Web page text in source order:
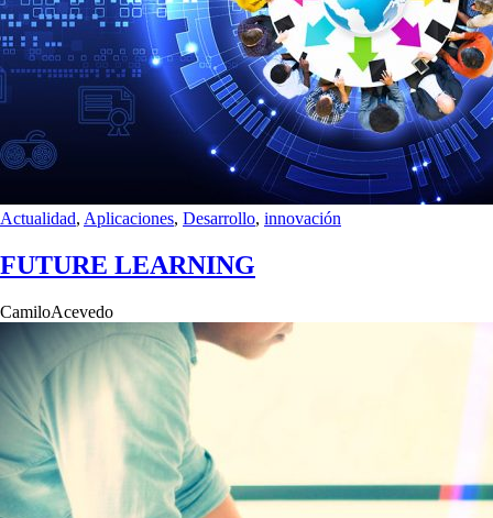
Actualidad, Aplicaciones, Desarrollo, innovación
FUTURE LEARNING
CamiloAcevedo